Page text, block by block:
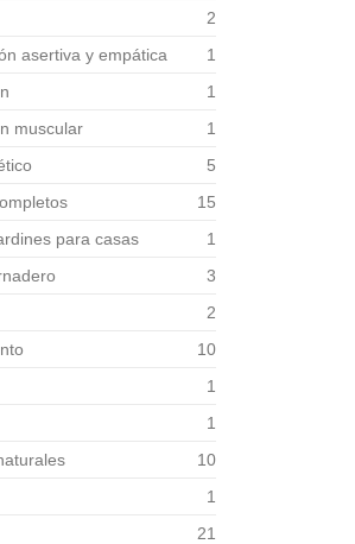
2
asertiva y empática
1
1
muscular
1
5
15
para casas
1
3
2
10
1
1
10
1
21